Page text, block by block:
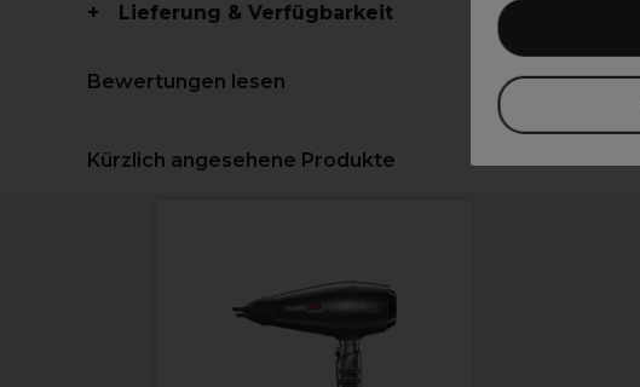
Lieferung & Verfügbarkeit
Bewertungen lesen
Kürzlich angesehene Produkte